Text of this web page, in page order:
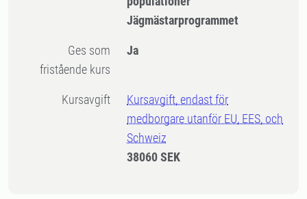
Jägmästarprogrammet
Ges som
fristående kurs
Ja
Kursavgift
Kursavgift, endast för
medborgare utanför EU, EES, och
Schweiz
38060 SEK